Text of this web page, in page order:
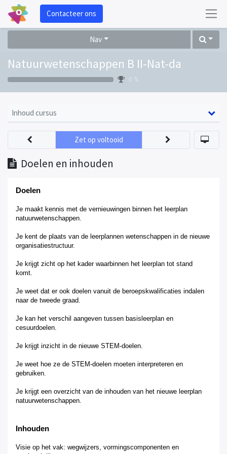
Contacteer ons
Nav
Natuurwetenschappen B II-Nat-da
0 %
Inhoud cursus
Doelen en inhouden
Zet op voltooid
Doelen
Je maakt kennis met de vernieuwingen binnen het leerplan
natuurwetenschappen
Je kent de plaats van de leerplannen wetenschappen in de nieuwe
organisatiestructuur.
Je krijgt zicht op het kader waarbinnen het leerplan tot stand
komt
Je weet dat er ook doelen vanuit de beroepskwalificaties indalen
naar de tweede graad
Je kan het verschil aangeven tussen basisleerplan en
cesuurdoelen
Je krijgt inzicht in de nieuwe STEM-doelen
Je weet hoe ze de STEM-doelen moeten interpreteren en
gebruiken
Je krijgt een overzicht van de inhouden van het nieuwe leerplan
natuurwetenschappen
Inhouden
Visie op het vak: wegwijzers , vormingscomponenten en